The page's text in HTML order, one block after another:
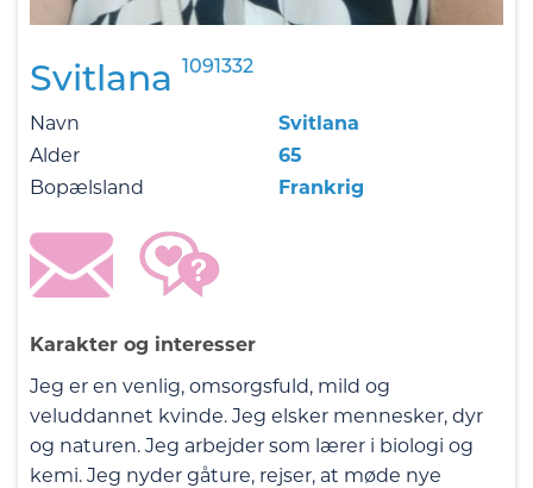
Svitlana 1091332
Navn
Svitlana
Alder
65
Bopælsland
Frankrig
Karakter og interesser
Jeg er en venlig, omsorgsfuld, mild og
veluddannet kvinde. Jeg elsker mennesker, dyr
og naturen. Jeg arbejder som lærer i biologi og
kemi. Jeg nyder gåture, rejser, at møde nye